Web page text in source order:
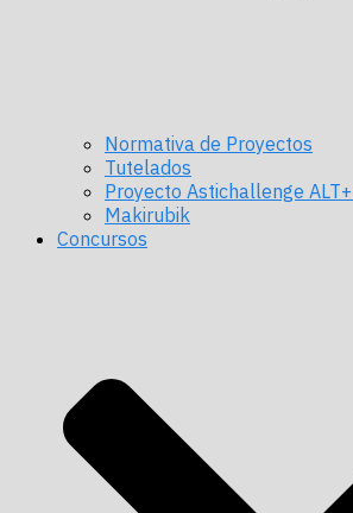
Normativa de Proyectos
Tutelados
Proyecto Astichallenge
Makirubik
Concursos